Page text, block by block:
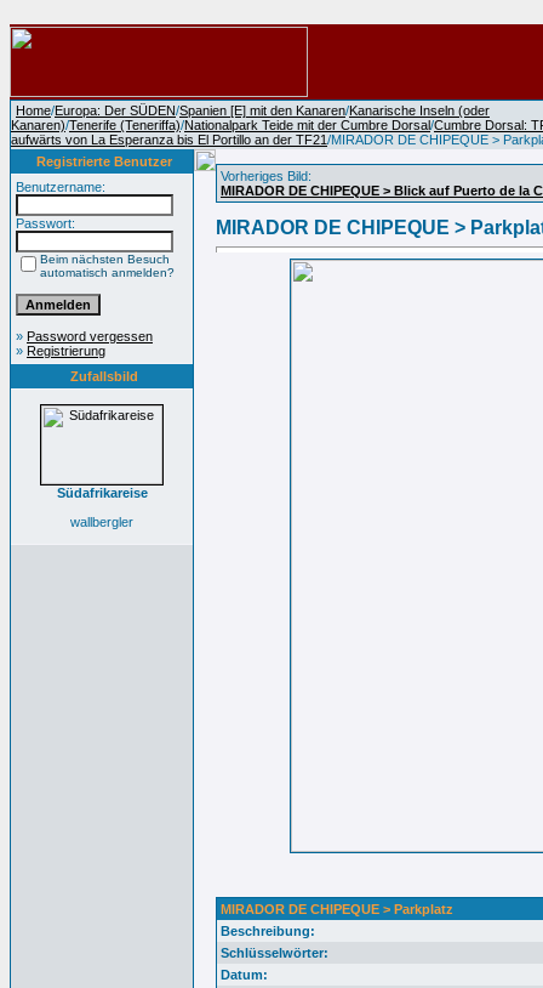
Home/Europa: Der SÜDEN/Spanien [E] mit den Kanaren/Kanarische Inseln (oder
Kanaren)/Tenerife (Teneriffa)/Nationalpark Teide mit der Cumbre Dorsal/Cumbre Dorsal:
aufwärts von La Esperanza bis El Portillo an der TF21/MIRADOR DE CHIPEQUE >
Registrierte Benutzer
Benutzername:
Passwort:
Beim nächsten Besuch
automatisch anmelden?
» Password vergessen
» Registrierung
Zufallsbild
Südafrikareise
wallbergler
Vorheriges Bild:
MIRADOR DE CHIPEQUE > Blick auf Puerto de la
MIRADOR DE CHIPEQUE >
MIRADOR DE CHIPEQUE > Parkplatz
Beschreibung:
Schlüsselwörter:
Datum: